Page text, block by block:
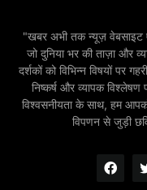
"खबर अभी तक न्यूज़ वेबसाइट
जो दुनिया भर की ताज़ा और
दर्शकों को विभिन्न विषयों पर
निष्कर्ष और व्यापक विश्लेषण
विश्वसनीयता के साथ, हम आपको
विपणन से जुड़ी